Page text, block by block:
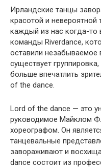
Ирландские танцы
красотой и
каждый из нас когда-то
команды Riverdance,
оставили незабываемое
существует
больше впечатлить
of the dance.
Lord of the dance — это
руководимое Майклом
хореографом. Он
танцевальные
завораживают и
dance состоит из